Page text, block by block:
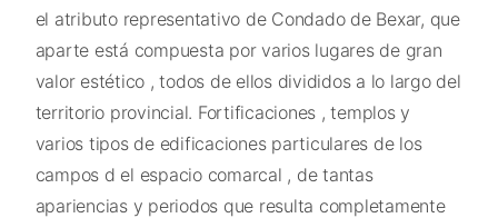
el atributo representativo de Condado de Bexar, que
aparte está compuesta por varios lugares de gran
valor estético , todos de ellos divididos a lo largo del
territorio provincial. Fortificaciones , templos y
varios tipos de edificaciones particulares de los
campos d el espacio comarcal , de tantas
apariencias y periodos que resulta completamente